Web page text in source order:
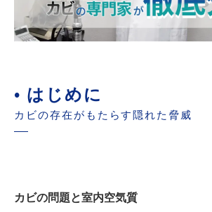
• はじめに
カビの存在がもたらす隠れた脅威
カビの問題と室内空気質